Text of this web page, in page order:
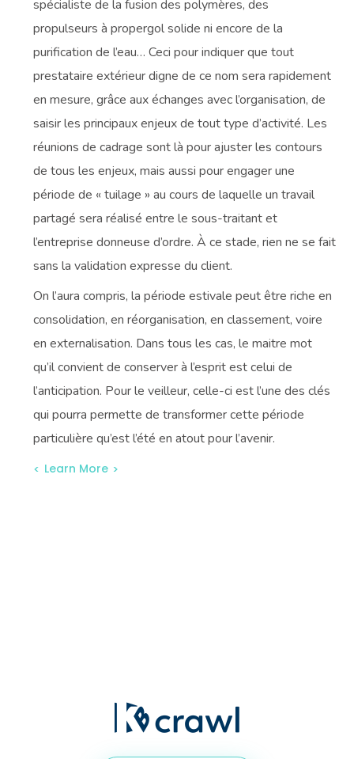
spécialiste de la fusion des polymères, des
propulseurs à propergol solide ni encore de la
purification de l’eau… Ceci pour indiquer que tout
prestataire extérieur digne de ce nom sera rapidement
en mesure, grâce aux échanges avec l’organisation, de
saisir les principaux enjeux de tout type d’activité. Les
réunions de cadrage sont là pour ajuster les contours
de tous les enjeux, mais aussi pour engager une
période de « tuilage » au cours de laquelle un travail
partagé sera réalisé entre le sous-traitant et
l’entreprise donneuse d’ordre. À ce stade, rien ne se fait
sans la validation expresse du client.
On l’aura compris, la période estivale peut être riche en
consolidation, en réorganisation, en classement, voire
en externalisation. Dans tous les cas, le maitre mot
qu’il convient de conserver à l’esprit est celui de
l’anticipation. Pour le veilleur, celle-ci est l’une des clés
qui pourra permette de transformer cette période
particulière qu’est l’été en atout pour l’avenir.
Learn More